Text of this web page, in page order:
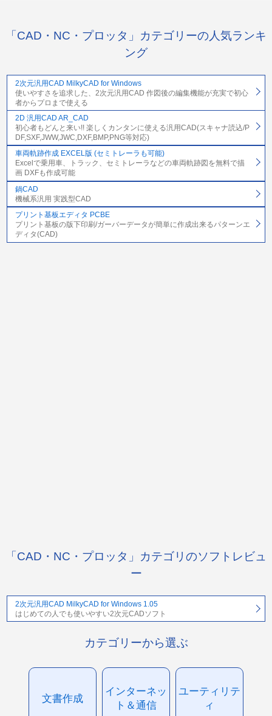
「CAD・NC・プロッタ」カテゴリーの人気ランキ
ング
2次元汎用CAD MilkyCAD for Windows
使いやすさを追求した、2次元汎用CAD 作図後の編集機能が充実で初心
者からプロまで使える
2D 汎用CAD AR_CAD
初心者もどんと来い!! 楽しくカンタンに使える汎用CAD(スキャナ読込/P
DF,SXF,JWW,JWC,DXF,BMP,PNG等対応)
車両軌跡作成 EXCEL版 (セミトレーラも可能)
Excelで乗用車、トラック、セミトレーラなどの車両軌跡図を無料で描
画 DXFも作成可能
鍋CAD
機械系汎用 実践型CAD
プリント基板エディタ PCBE
プリント基板の版下印刷/ガーバーデータが簡単に作成出来るパターンエ
ディタ(CAD)
「CAD・NC・プロッタ」カテゴリのソフトレビュ
ー
2次元汎用CAD MilkyCAD for Windows 1.05
はじめての人でも使いやすい2次元CADソフト
カテゴリーから選ぶ
文書作成
インターネッ
ト＆通信
ユーティリテ
ィ